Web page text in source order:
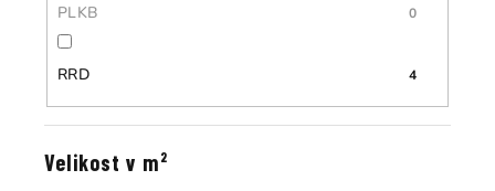
PLKB 0
RRD 4
Velikost v m²